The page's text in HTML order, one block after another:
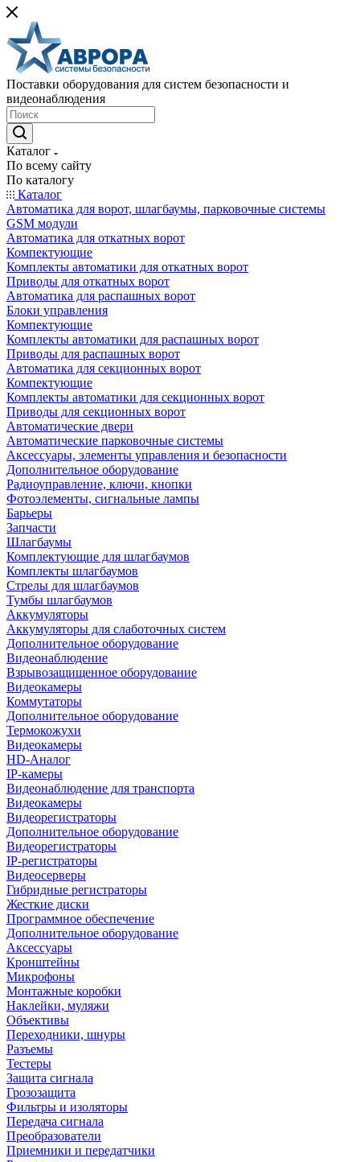
Поставки оборудования для систем безопасности и
видеонаблюдения
Каталог
По всему сайту
По каталогу
Каталог
Автоматика для ворот, шлагбаумы, парковочные системы
GSM модули
Автоматика для откатных ворот
Компектующие
Комплекты автоматики для откатных ворот
Приводы для откатных ворот
Автоматика для распашных ворот
Блоки управления
Компектующие
Комплекты автоматики для распашных ворот
Приводы для распашных ворот
Автоматика для секционных ворот
Компектующие
Комплекты автоматики для секционных ворот
Приводы для секционных ворот
Автоматические двери
Автоматические парковочные системы
Аксессуары, элементы управления и безопасности
Дополнительное оборудование
Радиоуправление, ключи, кнопки
Фотоэлементы, сигнальные лампы
Барьеры
Запчасти
Шлагбаумы
Комплектующие для шлагбаумов
Комплекты шлагбаумов
Стрелы для шлагбаумов
Тумбы шлагбаумов
Аккумуляторы
Аккумуляторы для слаботочных систем
Дополнительное оборудование
Видеонаблюдение
Взрывозащищенное оборудование
Видеокамеры
Коммутаторы
Дополнительное оборудование
Термокожухи
Видеокамеры
HD-Аналог
IP-камеры
Видеонаблюдение для транспорта
Видеокамеры
Видеорегистраторы
Дополнительное оборудование
Видеорегистраторы
IP-регистраторы
Видеосерверы
Гибридные регистраторы
Жесткие диски
Программное обеспечение
Дополнительное оборудование
Аксессуары
Кронштейны
Микрофоны
Монтажные коробки
Наклейки, муляжи
Объективы
Переходники, шнуры
Разъемы
Тестеры
Защита сигнала
Грозозащита
Фильтры и изоляторы
Передача сигнала
Преобразователи
Приемники и передатчики